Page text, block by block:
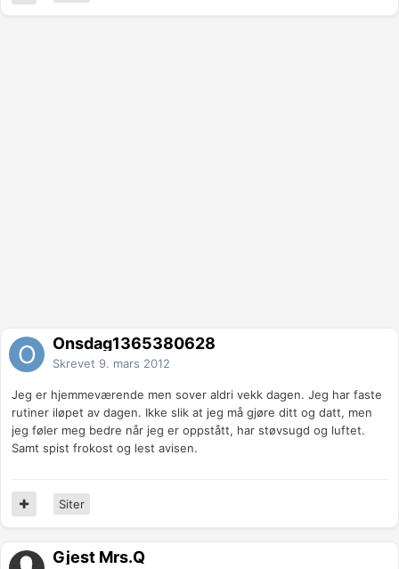
Onsdag1365380628
Skrevet 9. mars 2012
Jeg er hjemmeværende men sover aldri vekk dagen. Jeg har faste
rutiner iløpet av dagen. Ikke slik at jeg må gjøre ditt og datt, men
jeg føler meg bedre når jeg er oppstått, har støvsugd og luftet.
Samt spist frokost og lest avisen.
Siter
Gjest Mrs.Q